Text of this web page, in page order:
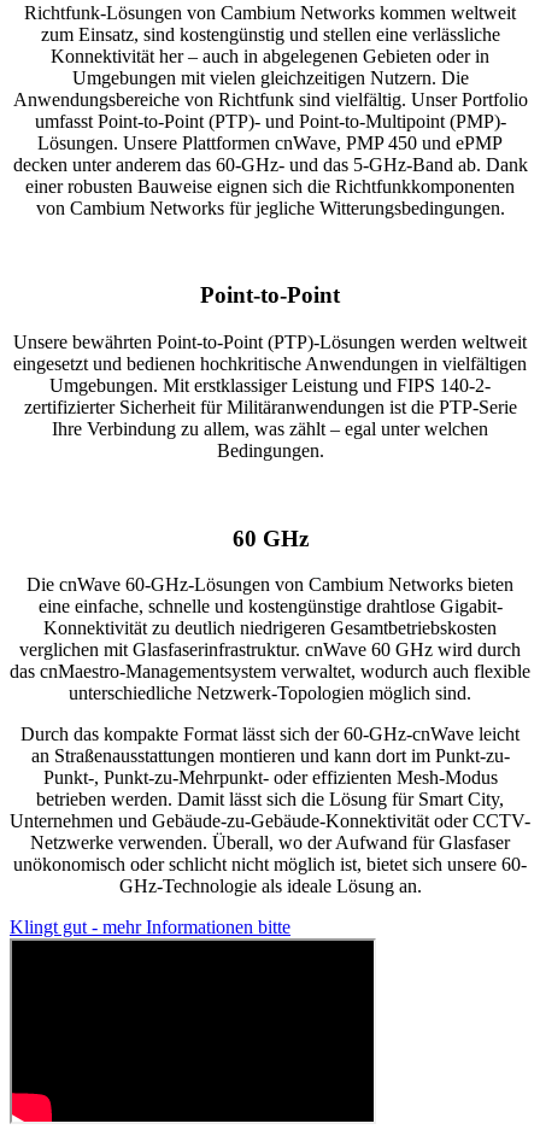
Richtfunk-Lösungen von Cambium Networks kommen weltweit
zum Einsatz, sind kostengünstig und stellen eine verlässliche
Konnektivität her – auch in abgelegenen Gebieten oder in
Umgebungen mit vielen gleichzeitigen Nutzern. Die
Anwendungsbereiche von Richtfunk sind vielfältig. Unser Portfolio
umfasst Point-to-Point (PTP)- und Point-to-Multipoint (PMP)-
Lösungen. Unsere Plattformen cnWave, PMP 450 und ePMP
decken unter anderem das 60-GHz- und das 5-GHz-Band ab. Dank
einer robusten Bauweise eignen sich die Richtfunkkomponenten
von Cambium Networks für jegliche Witterungsbedingungen.
Point-to-Point
Unsere bewährten Point-to-Point (PTP)-Lösungen werden weltweit
eingesetzt und bedienen hochkritische Anwendungen in vielfältigen
Umgebungen. Mit erstklassiger Leistung und FIPS 140-2-
zertifizierter Sicherheit für Militäranwendungen ist die PTP-Serie
Ihre Verbindung zu allem, was zählt – egal unter welchen
Bedingungen.
60 GHz
Die cnWave 60-GHz-Lösungen von Cambium Networks bieten
eine einfache, schnelle und kostengünstige drahtlose Gigabit-
Konnektivität zu deutlich niedrigeren Gesamtbetriebskosten
verglichen mit Glasfaserinfrastruktur. cnWave 60 GHz wird durch
das cnMaestro-Managementsystem verwaltet, wodurch auch flexible
unterschiedliche Netzwerk-Topologien möglich sind.
Durch das kompakte Format lässt sich der 60-GHz-cnWave leicht
an Straßenausstattungen montieren und kann dort im Punkt-zu-
Punkt-, Punkt-zu-Mehrpunkt- oder effizienten Mesh-Modus
betrieben werden. Damit lässt sich die Lösung für Smart City,
Unternehmen und Gebäude-zu-Gebäude-Konnektivität oder CCTV-
Netzwerke verwenden. Überall, wo der Aufwand für Glasfaser
unökonomisch oder schlicht nicht möglich ist, bietet sich unsere 60-
GHz-Technologie als ideale Lösung an.
Klingt gut - mehr Informationen bitte